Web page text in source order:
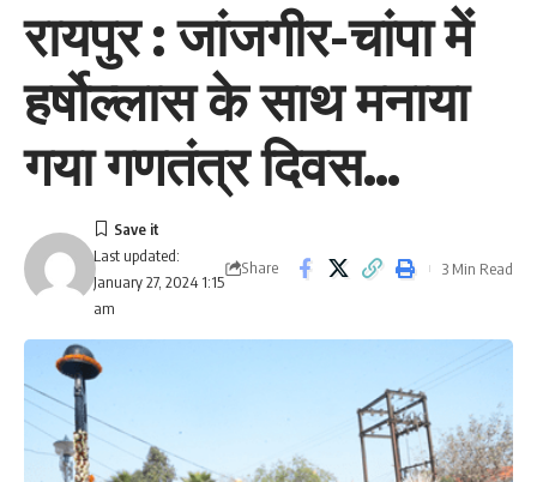
रायपुर : जांजगीर-चांपा में
हर्षोल्लास के साथ मनाया
गया गणतंत्र दिवस…
Last updated:
January 27, 2024 1:15
am
Share 3 Min Read